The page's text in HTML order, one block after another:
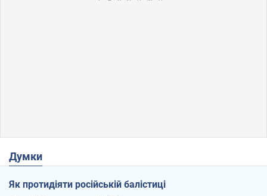
Думки
Як протидіяти російській балістиці